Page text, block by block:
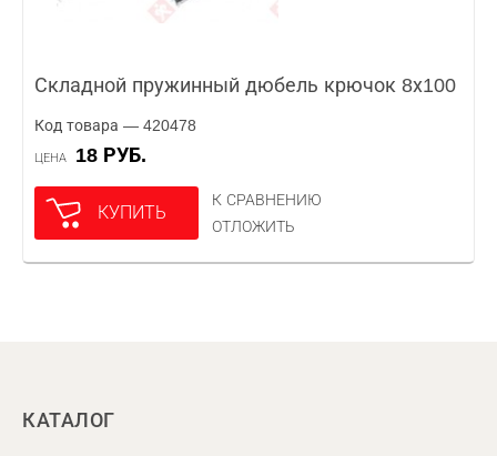
Складной пружинный дюбель крючок 8х100
Код товара — 420478
ЦЕНА 18 РУБ.
КУПИТЬ
К СРАВНЕНИЮ
ОТЛОЖИТЬ
КАТАЛОГ